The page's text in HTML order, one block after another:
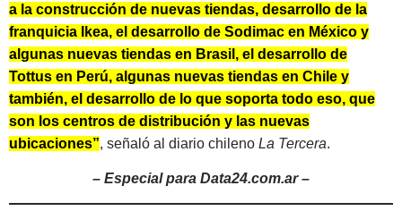
a la construcción de nuevas tiendas, desarrollo de la
franquicia Ikea, el desarrollo de Sodimac en México y
algunas nuevas tiendas en Brasil, el desarrollo de
Tottus en Perú, algunas nuevas tiendas en Chile y
también, el desarrollo de lo que soporta todo eso, que
son los centros de distribución y las nuevas
ubicaciones”, señaló al diario chileno La Tercera.
– Especial para Data24.com.ar –